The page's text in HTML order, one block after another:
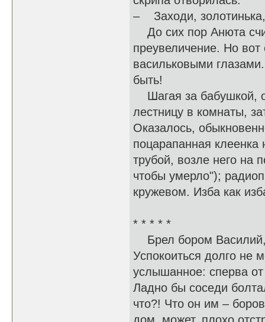
– Заходи, золотинька,
До сих пор Анюта
преувеличение. Но
васильковыми
быть!
Шагая за бабушкой,
лестницу в комнаты,
Оказалось,
поцарапанная
трубой, возле него на
чтобы умерло");
кружевом. Изба как
* * * * *
Брел бором Василий,
Успокоиться долго не
услышанное: сперва
Ладно бы соседи
что?! Что он им –